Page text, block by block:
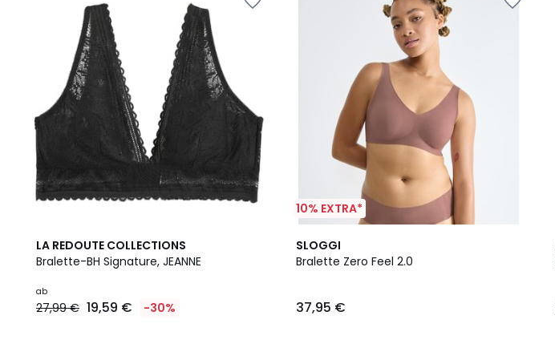
LA REDOUTE COLLECTIONS
Bralette-BH Signature, JEANNE
ab
27,99 € 19,59 € -30%
4,6
/ 5
3
Farben
10% EXTRA*
SLOGGI
Bralette Zero Feel 2.0
37,95 €
3,8
/ 5
2
Farben